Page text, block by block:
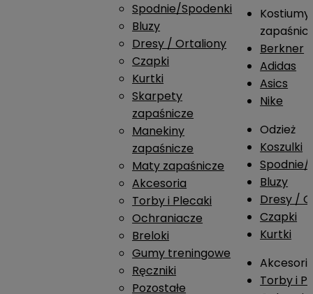
Spodnie/Spodenki
Bluzy
Dresy / Ortaliony
Czapki
Kurtki
Skarpety
zapaśnicze
Manekiny
zapaśnicze
Maty zapaśnicze
Akcesoria
Torby i Plecaki
Ochraniacze
Breloki
Gumy treningowe
Ręczniki
Pozostałe
Kostiumy
Berkner
Adidas
Asics
Nike
Odzież
Koszulki
Spodnie/
Bluzy
Dresy /
Czapki
Kurtki
Torby i